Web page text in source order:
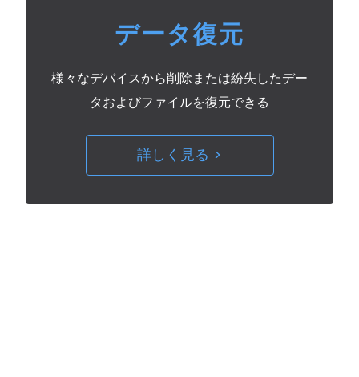
データ復元
様々なデバイスから削除または紛失したデー
タおよびファイルを復元できる
詳しく見る >